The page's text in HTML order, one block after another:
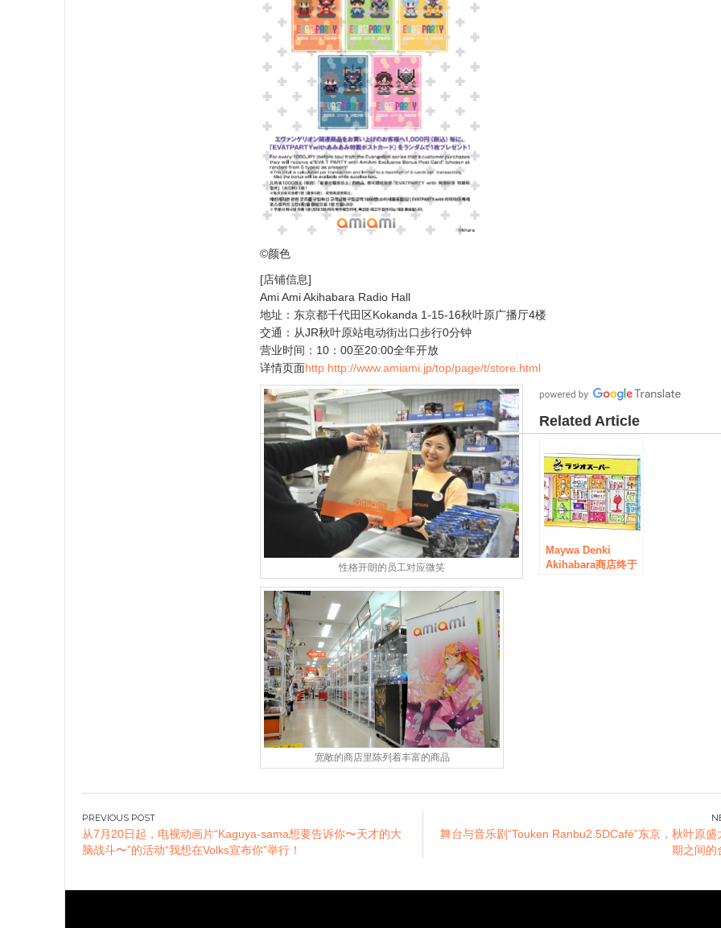
©颜色
[店铺信息]
Ami Ami Akihabara Radio Hall
地址：东京都千代田区Kokanda 1-15-16秋叶原广播厅4楼
交通：从JR秋叶原站电动街出口步行0分钟
营业时间：10：00至20:00全年开放
详情页面http http://www.amiami.jp/top/page/t/store.html
性格开朗的员工对应微笑
宽敞的商店里陈列着丰富的商品
Related Article
Maywa Denki
Akihabara商店终于
文
章
导
从7月20日起，电视动画片“Kaguya-sama想要告诉你〜天才的大
脑战斗〜”的活动“我想在Volks宣布你”举行！
舞台与音乐剧“Touken Ranbu2.5DCafé”东京，秋叶原盛
期之间的